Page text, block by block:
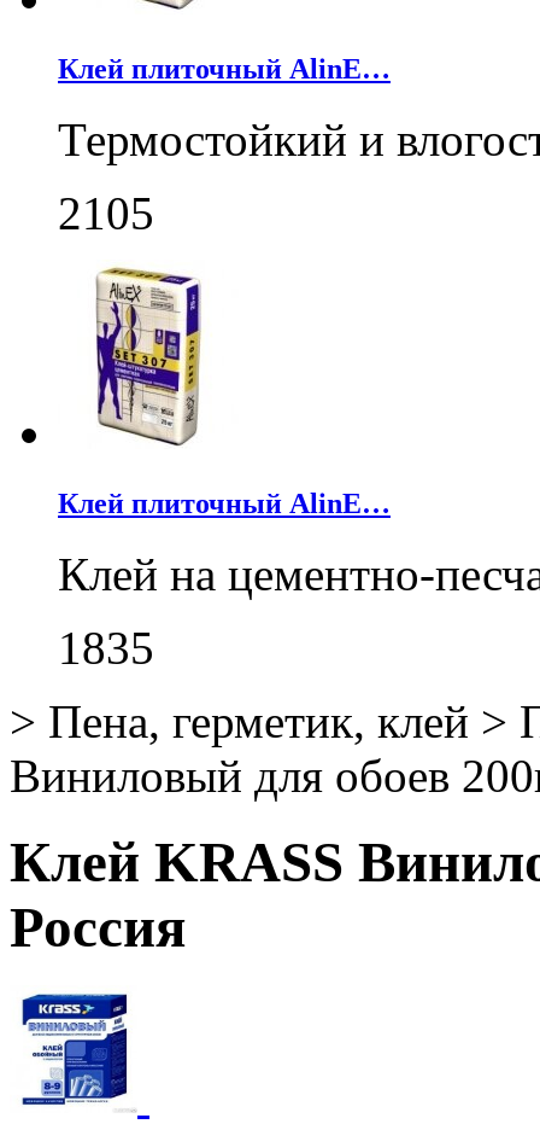
Клей плиточный AlinE…
Термостойкий и
2105
Клей плиточный AlinE…
Клей на цементно-
1835
> Пена, герметик, клей >
Виниловый для обоев
Клей KRASS
Россия